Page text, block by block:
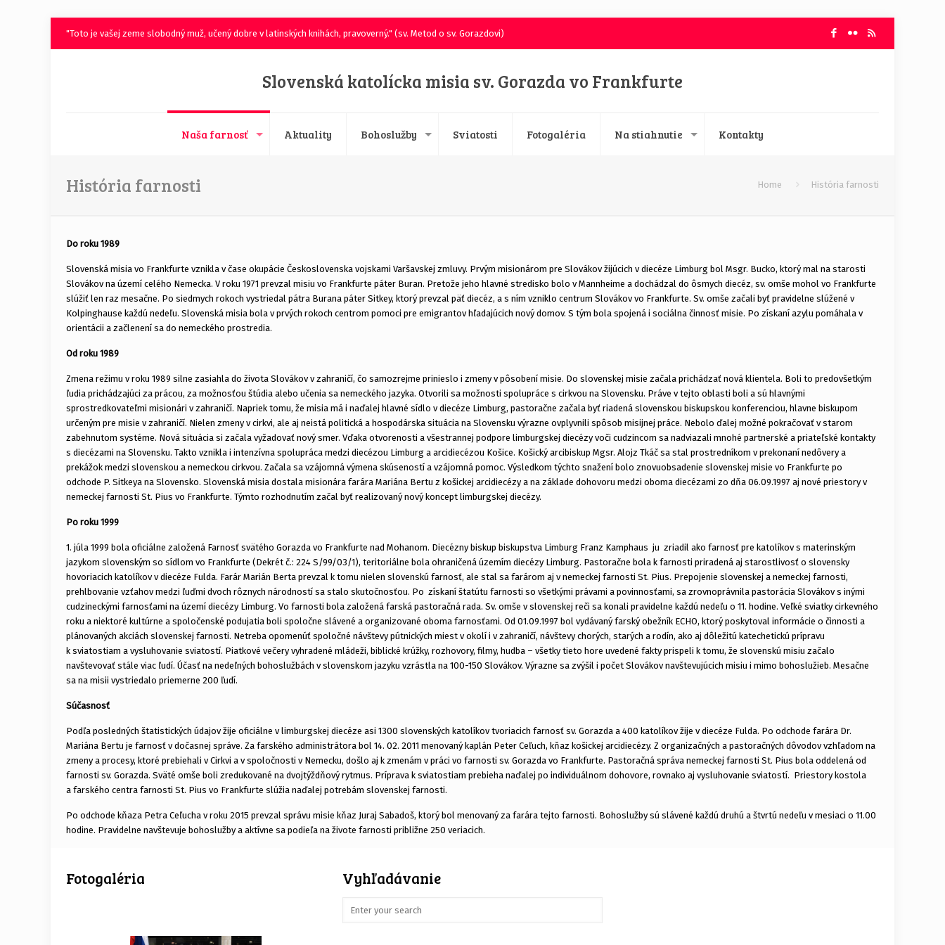
"Toto je vašej zeme slobodný muž, učený dobre v latinských knihách, pravoverný." (sv. Metod o sv. Gorazdovi)
Slovenská katolícka misia sv. Gorazda vo Frankfurte
Naša farnosť Aktuality Bohoslužby Sviatosti Fotogaléria Na stiahnutie Kontakty
História farnosti Home História farnosti
Do roku 1989
Slovenská misia vo Frankfurte vznikla v čase okupácie Československa vojskami Varšavskej zmluvy. Prvým misionárom pre Slovákov žijúcich v diecéze Limburg bol Msgr. Bucko, ktorý mal na starosti
Slovákov na území celého Nemecka. V roku 1971 prevzal misiu vo Frankfurte páter Buran. Pretože jeho hlavné stredisko bolo v Mannheime a dochádzal do ôsmych diecéz, sv. omše mohol vo Frankfurte
slúžiť len raz mesačne. Po siedmych rokoch vystriedal pátra Burana páter Sitkey, ktorý prevzal päť diecéz, a s ním vzniklo centrum Slovákov vo Frankfurte. Sv. omše začali byť pravidelne slúžené v
Kolpinghause každú nedeľu. Slovenská misia bola v prvých rokoch centrom pomoci pre emigrantov hľadajúcich nový domov. S tým bola spojená i sociálna činnosť misie. Po získaní azylu pomáhala v
orientácii a začlenení sa do nemeckého prostredia.
Od roku 1989
Zmena režimu v roku 1989 silne zasiahla do života Slovákov v zahraničí, čo samozrejme prinieslo i zmeny v pôsobení misie. Do slovenskej misie začala prichádzať nová klientela. Boli to predovšetkým
ľudia prichádzajúci za prácou, za možnosťou štúdia alebo učenia sa nemeckého jazyka. Otvorili sa možnosti spolupráce s cirkvou na Slovensku. Práve v tejto oblasti boli a sú hlavnými
sprostredkovateľmi misionári v zahraničí. Napriek tomu, že misia má i naďalej hlavné sídlo v diecéze Limburg, pastoračne začala byť riadená slovenskou biskupskou konferenciou, hlavne biskupom
určeným pre misie v zahraničí. Nielen zmeny v cirkvi, ale aj neistá politická a hospodárska situácia na Slovensku výrazne ovplyvnili spôsob misijnej práce. Nebolo ďalej možné pokračovať v starom
zabehnutom systéme. Nová situácia si začala vyžadovať nový smer. Vďaka otvorenosti a všestrannej podpore limburgskej diecézy voči cudzincom sa nadviazali mnohé partnerské a priateľské kontakty
s diecézami na Slovensku. Takto vznikla i intenzívna spolupráca medzi diecézou Limburg a arcidiecézou Košice. Košický arcibiskup Mgsr. Alojz Tkáč sa stal prostredníkom v prekonaní nedôvery a
prekážok medzi slovenskou a nemeckou cirkvou. Začala sa vzájomná výmena skúseností a vzájomná pomoc. Výsledkom týchto snažení bolo znovuobsadenie slovenskej misie vo Frankfurte po
odchode P. Sitkeya na Slovensko. Slovenská misia dostala misionára farára Mariána Bertu z košickej arcidiecézy a na základe dohovoru medzi oboma diecézami zo dňa 06.09.1997 aj nové priestory v
nemeckej farnosti St. Pius vo Frankfurte. Týmto rozhodnutím začal byť realizovaný nový koncept limburgskej diecézy.
Po roku 1999
1. júla 1999 bola oficiálne založená Farnosť svätého Gorazda vo Frankfurte nad Mohanom. Diecézny biskup biskupstva Limburg Franz Kamphaus ju zriadil ako farnosť pre katolíkov s materinským
jazykom slovenským so sídlom vo Frankfurte (Dekrét č.: 224 S/99/03/1), teritoriálne bola ohraničená územím diecézy Limburg. Pastoračne bola k farnosti priradená aj starostlivosť o slovensky
hovoriacich katolíkov v diecéze Fulda. Farár Marián Berta prevzal k tomu nielen slovenskú farnosť, ale stal sa farárom aj v nemeckej farnosti St. Pius. Prepojenie slovenskej a nemeckej farnosti,
prehlbovanie vzťahov medzi ľuďmi dvoch rôznych národností sa stalo skutočnosťou. Po získaní štatútu farnosti so všetkými právami a povinnosťami, sa zrovnoprávnila pastorácia Slovákov s inými
cudzineckými farnosťami na území diecézy Limburg. Vo farnosti bola založená farská pastoračná rada. Sv. omše v slovenskej reči sa konali pravidelne každú nedeľu o 11. hodine. Veľké sviatky cirkevného
roku a niektoré kultúrne a spoločenské podujatia boli spoločne slávené a organizované oboma farnosťami. Od 01.09.1997 bol vydávaný farský obežník ECHO, ktorý poskytoval informácie o činnosti a
plánovaných akciách slovenskej farnosti. Netreba opomenúť spoločné návštevy pútnických miest v okolí i v zahraničí, návštevy chorých, starých a rodín, ako aj dôležitú katechetickú prípravu
k sviatostiam a vysluhovanie sviatostí. Piatkové večery vyhradené mládeži, biblické krúžky, rozhovory, filmy, hudba – všetky tieto hore uvedené fakty prispeli k tomu, že slovenskú misiu začalo
navštevovať stále viac ľudí. Účasť na nedeľných bohoslužbách v slovenskom jazyku vzrástla na 100-150 Slovákov. Výrazne sa zvýšil i počet Slovákov navštevujúcich misiu i mimo bohoslužieb. Mesačne
sa na misii vystriedalo priemerne 200 ľudí.
Súčasnosť
Podľa posledných štatistických údajov žije oficiálne v limburgskej diecéze asi 1300 slovenských katolíkov tvoriacich farnosť sv. Gorazda a 400 katolíkov žije v diecéze Fulda. Po odchode farára Dr.
Mariána Bertu je farnosť v dočasnej správe. Za farského administrátora bol 14. 02. 2011 menovaný kaplán Peter Ceľuch, kňaz košickej arcidiecézy. Z organizačných a pastoračných dôvodov vzhľadom na
zmeny a procesy, ktoré prebiehali v Cirkvi a v spoločnosti v Nemecku, došlo aj k zmenám v práci vo farnosti sv. Gorazda vo Frankfurte. Pastoračná správa nemeckej farnosti St. Pius bola oddelená od
farnosti sv. Gorazda. Sväté omše boli zredukované na dvojtýždňový rytmus. Príprava k sviatostiam prebieha naďalej po individuálnom dohovore, rovnako aj vysluhovanie sviatostí. Priestory kostola
a farského centra farnosti St. Pius vo Frankfurte slúžia naďalej potrebám slovenskej farnosti.
Po odchode kňaza Petra Ceľucha v roku 2015 prevzal správu misie kňaz Juraj Sabadoš, ktorý bol menovaný za farára tejto farnosti. Bohoslužby sú slávené každú druhú a štvrtú nedeľu v mesiaci o 11.00
hodine. Pravidelne navštevuje bohoslužby a aktívne sa podieľa na živote farnosti približne 250 veriacich.
Fotogaléria Vyhľadávanie